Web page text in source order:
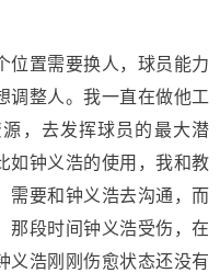
位置需要换人，球员能力
调整人。我一直在做他工
，去发挥球员的最大潜
如钟义浩的使用，我和教
需要和钟义浩去沟通，而
那段时间钟义浩受伤，在
义浩刚刚伤愈状态还没有